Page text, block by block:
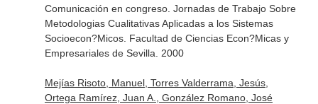
Comunicación en congreso. Jornadas de Trabajo Sobre
Metodologias Cualitativas Aplicadas a los Sistemas
Socioecon?Micos. Facultad de Ciencias Econ?Micas y
Empresariales de Sevilla. 2000
Mejías Risoto, Manuel, Torres Valderrama, Jesús,
Ortega Ramírez, Juan A., González Romano, José